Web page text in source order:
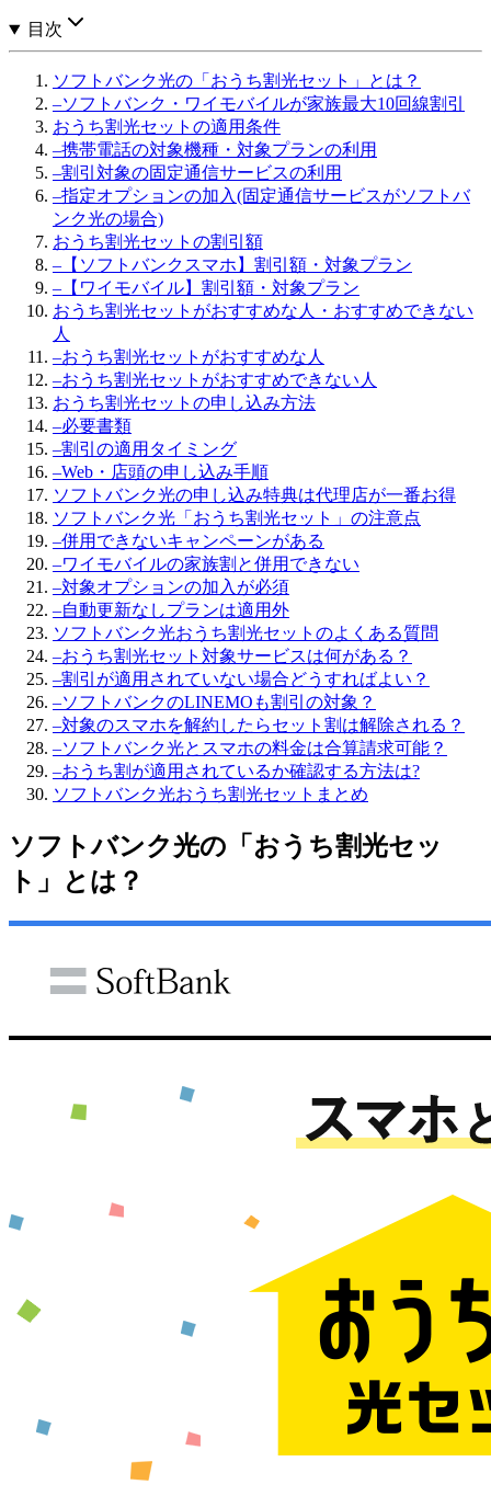
目次
ソフトバンク光の「おうち割光セット」とは？
–ソフトバンク・ワイモバイルが家族最大10回線割引
おうち割光セットの適用条件
–携帯電話の対象機種・対象プランの利用
–割引対象の固定通信サービスの利用
–指定オプションの加入(固定通信サービスがソフトバ
ンク光の場合)
おうち割光セットの割引額
– 【ソフトバンクスマホ】割引額・対象プラン
– 【ワイモバイル】割引額・対象プラン
おうち割光セットがおすすめな人・おすすめできない
人
–おうち割光セットがおすすめな人
–おうち割光セットがおすすめできない人
おうち割光セットの申し込み方法
–必要書類
–割引の適用タイミング
–Web・店頭の申し込み手順
ソフトバンク光の申し込み特典は代理店が一番お得
ソフトバンク光「おうち割光セット」の注意点
–併用できないキャンペーンがある
–ワイモバイルの家族割と併用できない
–対象オプションの加入が必須
–自動更新なしプランは適用外
ソフトバンク光おうち割光セットのよくある質問
–おうち割光セット対象サービスは何がある？
–割引が適用されていない場合どうすればよい？
–ソフトバンクのLINEMOも割引の対象？
–対象のスマホを解約したらセット割は解除される？
–ソフトバンク光とスマホの料金は合算請求可能？
–おうち割が適用されているか確認する方法は?
ソフトバンク光おうち割光セットまとめ
ソフトバンク光の「おうち割光セッ
ト」とは？